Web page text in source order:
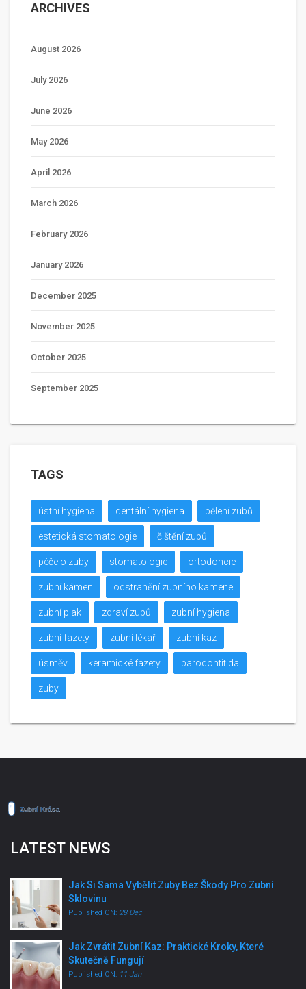
ARCHIVES
August 2026
July 2026
June 2026
May 2026
April 2026
March 2026
February 2026
January 2026
December 2025
November 2025
October 2025
September 2025
TAGS
ústní hygiena dentální hygiena bělení zubů
estetická stomatologie čištění zubů
péče o zuby stomatologie ortodoncie
zubní kámen odstranění zubního kamene
zubní plak zdraví zubů zubní hygiena
zubní fazety zubní lékař zubní kaz
úsměv keramické fazety parodontitida
zuby
LATEST NEWS
Jak Si Sama Vybělit Zuby Bez Škody Pro Zubní
Sklovinu
Published ON: 28 Dec
Jak Zvrátit Zubní Kaz: Praktické Kroky, Které
Skutečně Fungují
Published ON: 11 Jan